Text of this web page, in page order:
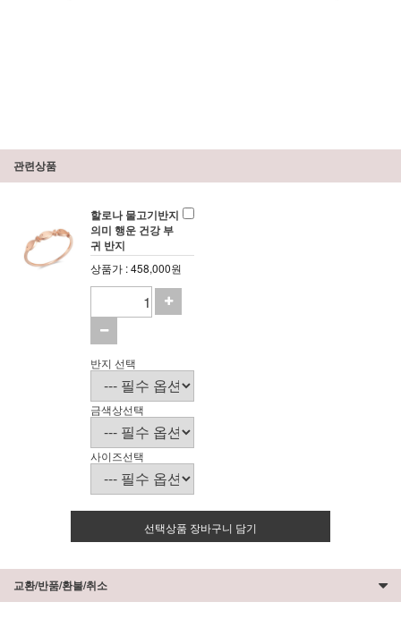
관련상품
할로나 물고기반지
의미 행운 건강 부
귀 반지
상품가 : 458,000원
반지 선택
금색상선택
사이즈선택
선택상품 장바구니 담기
교환/반품/환불/취소